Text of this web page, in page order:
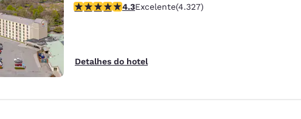
Não fumante
classificação 4.3 estrelas. Excelente. 4327 avaliações
4.3Excelente(4.327)
Detalhes do hotel